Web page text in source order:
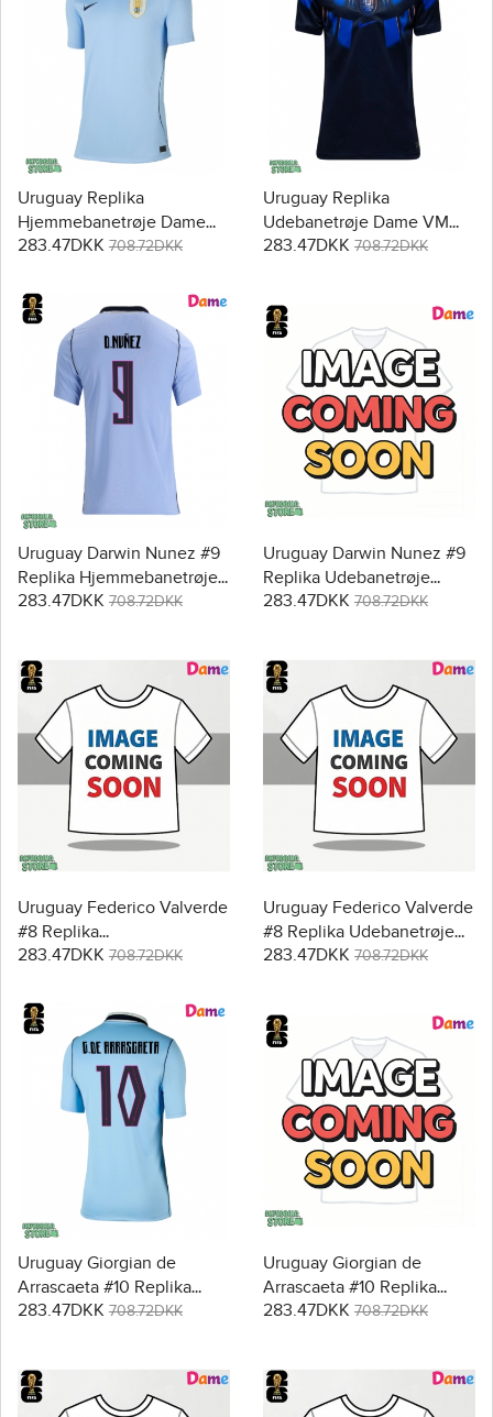
Uruguay Replika
Hjemmebanetrøje Dame
VM 2026 Kortærmet
283.47DKK 708.72DKK
Uruguay Replika
Udebanetrøje Dame VM
2026 Kortærmet
283.47DKK 708.72DKK
Uruguay Darwin Nunez #9
Replika Hjemmebanetrøje
Dame VM 2026 Kortærmet
283.47DKK 708.72DKK
Uruguay Darwin Nunez #9
Replika Udebanetrøje
Dame VM 2026 Kortærmet
283.47DKK 708.72DKK
Uruguay Federico Valverde
#8 Replika
Hjemmebanetrøje Dame
283.47DKK 708.72DKK
Uruguay Federico Valverde
#8 Replika Udebanetrøje
Dame VM 2026 Kortærmet
283.47DKK 708.72DKK
Uruguay Giorgian de
Arrascaeta #10 Replika
Hjemmebanetrøje Dame
283.47DKK 708.72DKK
Uruguay Giorgian de
Arrascaeta #10 Replika
Udebanetrøje Dame VM
283.47DKK 708.72DKK